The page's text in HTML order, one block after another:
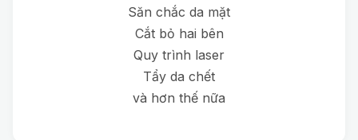
Săn chắc da mặt
Cắt bỏ hai bên
Quy trình laser
Tẩy da chết
và hơn thế nữa